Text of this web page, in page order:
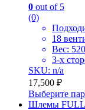
0 out of 5
(0)
18
Вес:
3-х
SKU: n/a
17,500 ₽
Выберите
Шлемы FULL